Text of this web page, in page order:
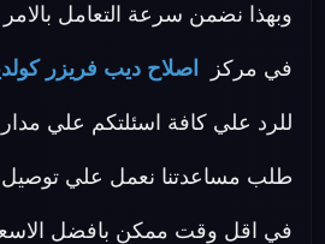
وبهذا نضمن سرعة التعامل بالامر
في مركز اصلاح ديب فريزر
طلب مساعدتنا نعمل علي توصيل
في اقل وقت ممكن بافضل